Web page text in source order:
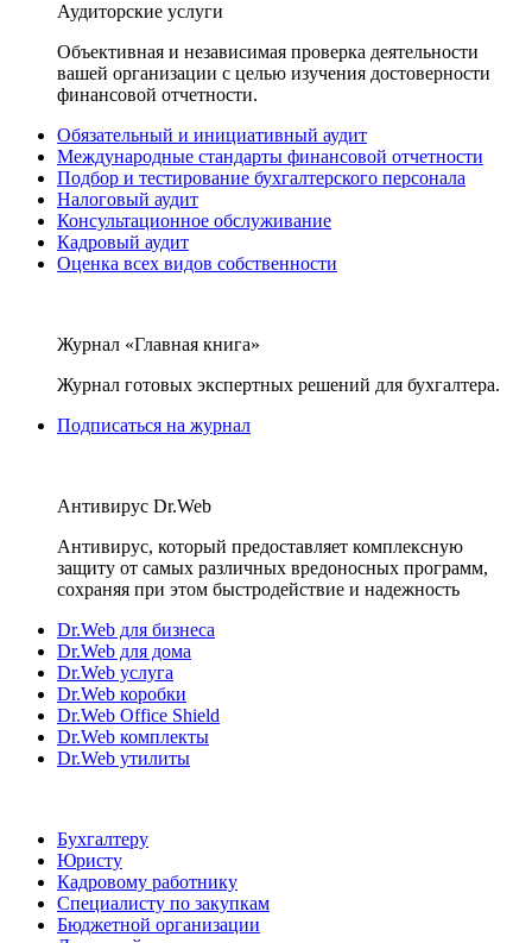
Аудиторские услуги
Объективная и независимая проверка деятельности
вашей организации с целью изучения достоверности
финансовой отчетности.
Обязательный и инициативный аудит
Международные стандарты финансовой отчетности
Подбор и тестирование бухгалтерского персонала
Налоговый аудит
Консультационное обслуживание
Кадровый аудит
Оценка всех видов собственности
Журнал «Главная книга»
Журнал готовых экспертных решений для бухгалтера.
Подписаться на журнал
Антивирус Dr.Web
Антивирус, который предоставляет комплексную
защиту от самых различных вредоносных программ,
сохраняя при этом быстродействие и надежность
Dr.Web для бизнеса
Dr.Web для дома
Dr.Web услуга
Dr.Web коробки
Dr.Web Office Shield
Dr.Web комплекты
Dr.Web утилиты
Бухгалтеру
Юристу
Кадровому работнику
Специалисту по закупкам
Бюджетной организации